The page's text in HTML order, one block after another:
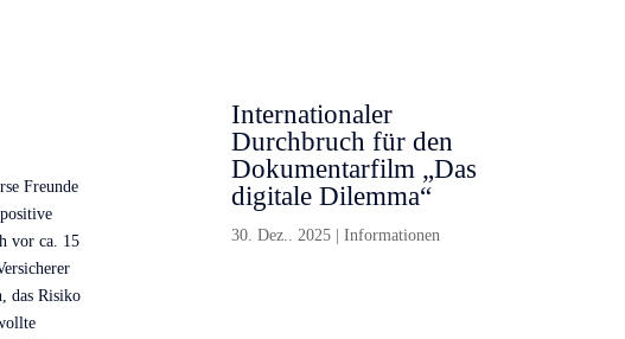
Freunde
vor ca. 15
das Risiko
Internationaler
Durchbruch für den
Dokumentarfilm „Das
digitale Dilemma“
30. Dez.. 2025 |Informationen